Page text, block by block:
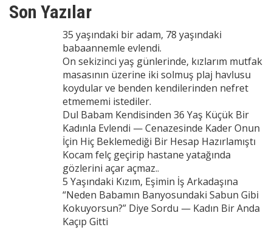
Son Yazılar
35 yaşındaki bir adam, 78 yaşındaki
babaannemle evlendi.
On sekizinci yaş günlerinde, kızlarım mutfak
masasının üzerine iki solmuş plaj havlusu
koydular ve benden kendilerinden nefret
etmememi istediler.
Dul Babam Kendisinden 36 Yaş Küçük Bir
Kadınla Evlendi — Cenazesinde Kader Onun
İçin Hiç Beklemediği Bir Hesap Hazırlamıştı
Kocam felç geçirip hastane yatağında
gözlerini açar açmaz..
5 Yaşındaki Kızım, Eşimin İş Arkadaşına
“Neden Babamın Banyosundaki Sabun Gibi
Kokuyorsun?” Diye Sordu — Kadın Bir Anda
Kaçıp Gitti